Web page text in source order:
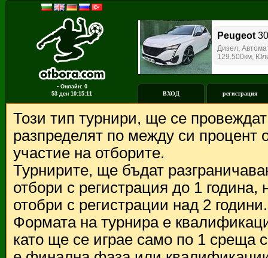
▪ Онлайн: 0
53 ден 10:15:11 ВХОД регистрация
Този тип турнири, ще се
разпределят по между си процент
участие на отборите.
Турнирите, ще бъдат
отбори с регистрация до 1
отобри с регистрации над 2 години.
Формата на турнира е
като ще се играе само по 1 среща